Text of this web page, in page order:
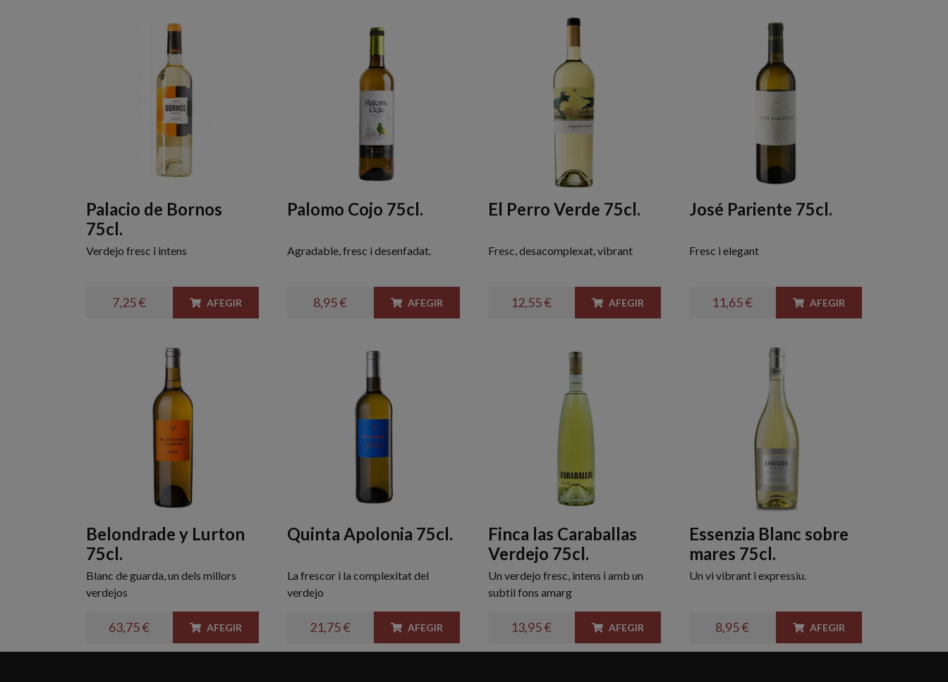
Palacio de Bornos
75cl.
Verdejo fresc i intens
7,25 € AFEGIR
Palomo Cojo 75cl.
Agradable, fresc i desenfadat.
8,95 € AFEGIR
El Perro Verde 75cl.
Fresc, desacomplexat, vibrant
12,55 € AFEGIR
José Pariente 75cl.
Fresc i elegant
11,65 € AFEGIR
Belondrade y Lurton
75cl.
Blanc de guarda, un dels millors
verdejos
63,75 € AFEGIR
Quinta Apolonia 75cl.
La frescor i la complexitat del
verdejo
21,75 € AFEGIR
Finca las Caraballas
Verdejo 75cl.
Un verdejo fresc, intens i amb un
subtil fons amarg
13,95 € AFEGIR
Essenzia Blanc sobre
mares 75cl.
Un vi vibrant i expressiu.
8,95 € AFEGIR